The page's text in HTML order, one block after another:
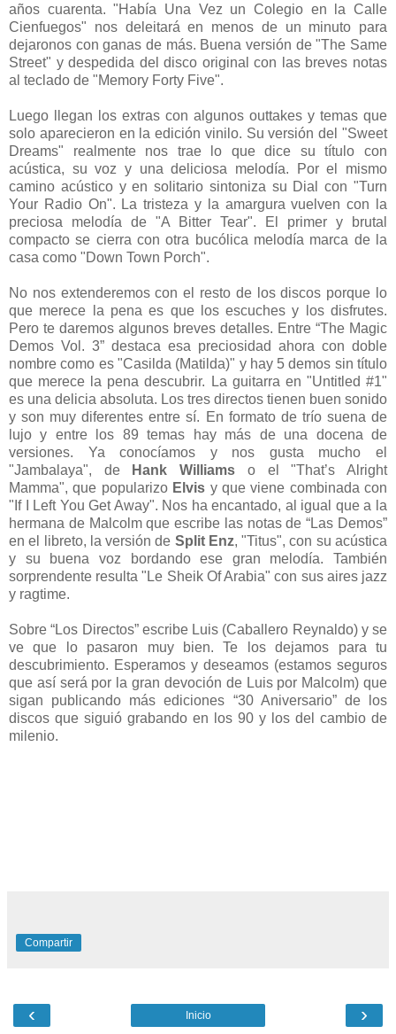
años cuarenta. "Había Una Vez un Colegio en la Calle
Cienfuegos" nos deleitará en menos de un minuto para
dejaronos con ganas de más. Buena versión de "The Same
Street" y despedida del disco original con las breves notas
al teclado de "Memory Forty Five".
Luego llegan los extras con algunos outtakes y temas que
solo aparecieron en la edición vinilo. Su versión del "Sweet
Dreams" realmente nos trae lo que dice su título con
acústica, su voz y una deliciosa melodía. Por el mismo
camino acústico y en solitario sintoniza su Dial con "Turn
Your Radio On". La tristeza y la amargura vuelven con la
preciosa melodía de "A Bitter Tear". El primer y brutal
compacto se cierra con otra bucólica melodía marca de la
casa como "Down Town Porch".
No nos extenderemos con el resto de los discos porque lo
que merece la pena es que los escuches y los disfrutes.
Pero te daremos algunos breves detalles. Entre “The Magic
Demos Vol. 3” destaca esa preciosidad ahora con doble
nombre como es "Casilda (Matilda)" y hay 5 demos sin título
que merece la pena descubrir. La guitarra en "Untitled #1"
es una delicia absoluta. Los tres directos tienen buen sonido
y son muy diferentes entre sí. En formato de trío suena de
lujo y entre los 89 temas hay más de una docena de
versiones. Ya conocíamos y nos gusta mucho el
"Jambalaya", de
Hank Williams o el "That’s Alright
Mamma", que popularizo Elvis y que viene combinada con
"If I Left You Get Away". Nos ha encantado, al igual que a la
hermana de Malcolm que escribe las notas de “Las Demos”
en el libreto, la versión de Split Enz, "Titus", con su acústica
y su buena voz bordando ese gran melodía. También
sorprendente resulta "Le Sheik Of Arabia" con sus aires jazz
y ragtime.
Sobre “Los Directos” escribe Luis (Caballero Reynaldo) y se
ve que lo pasaron muy bien. Te los dejamos para tu
descubrimiento. Esperamos y deseamos (estamos seguros
que así será por la gran devoción de Luis por Malcolm) que
sigan publicando más ediciones “30 Aniversario” de los
discos que siguió grabando en los 90 y los del cambio de
milenio.
Compartir
‹ ›
Inicio